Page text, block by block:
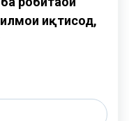
иқтисод,